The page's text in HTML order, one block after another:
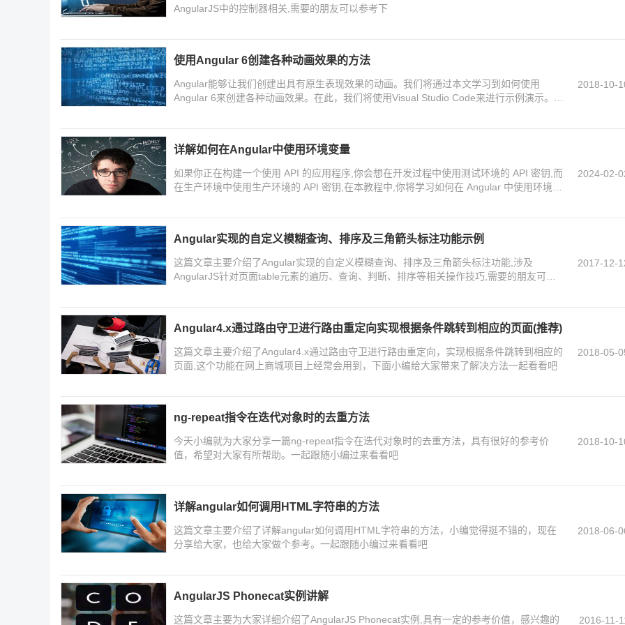
AngularJS中的控制器相关,需要的朋友可以参考下
使用Angular 6创建各种动画效果的方法
Angular能够让我们创建出具有原生表现效果的动画。我们将通过本文学习到如何使用
Angular 6来创建各种动画效果。在此，我们将使用Visual Studio Code来进行示例演示。感
2018-10-
详解如何在Angular中使用环境变量
如果你正在构建一个使用 API 的应用程序,你会想在开发过程中使用测试环境的 API 密钥,而
在生产环境中使用生产环境的 API 密钥,在本教程中,你将学习如何在 Angular 中使用环境变
2024-02-
Angular实现的自定义模糊查询、排序及三角箭头标注功能示例
这篇文章主要介绍了Angular实现的自定义模糊查询、排序及三角箭头标注功能,涉及
AngularJS针对页面table元素的遍历、查询、判断、排序等相关操作技巧,需要的朋友可以
2017-12-
Angular4.x通过路由守卫进行路由重定向实现根据条件跳转到相应的页面(推荐)
这篇文章主要介绍了Angular4.x通过路由守卫进行路由重定向，实现根据条件跳转到相应的
页面,这个功能在网上商城项目上经常会用到，下面小编给大家带来了解决方法一起看看吧
2018-05-
ng-repeat指令在迭代对象时的去重方法
今天小编就为大家分享一篇ng-repeat指令在迭代对象时的去重方法，具有很好的参考价
值，希望对大家有所帮助。一起跟随小编过来看看吧
2018-10-
详解angular如何调用HTML字符串的方法
这篇文章主要介绍了详解angular如何调用HTML字符串的方法，小编觉得挺不错的，现在
分享给大家，也给大家做个参考。一起跟随小编过来看看吧
2018-06-
AngularJS Phonecat实例讲解
这篇文章主要为大家详细介绍了AngularJS Phonecat实例,具有一定的参考价值，感兴趣的 2016-11-